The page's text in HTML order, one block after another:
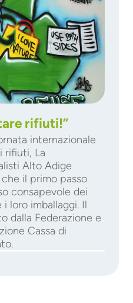
rifiuti!”
internazionale
rifiuti, La
Alto Adige
il primo passo
consapevole dei
loro imballaggi. Il
dalla Federazione e
Cassa di